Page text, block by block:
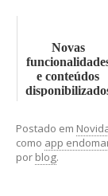
Novas
e conteúdos
Postado em
como app
por blog.